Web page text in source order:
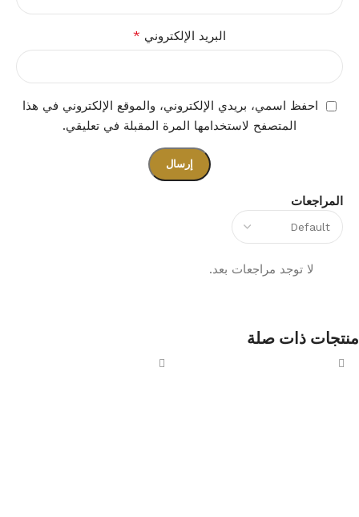
المراجعات
لا توجد مراجعات بعد.
البريد الإلكتروني *
احفظ اسمي، بريدي الإلكتروني، والموقع الإلكتروني في هذا
المتصفح لاستخدامها المرة المقبلة في تعليقي.
منتجات ذات صلة